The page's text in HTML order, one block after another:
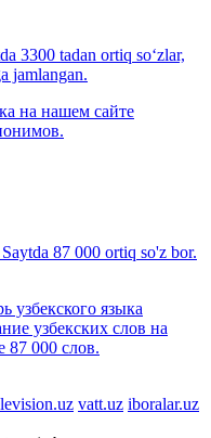
3300 tadan ortiq so‘zlar,
jamlangan.
на нашем сайте
87 000 ortiq so'z bor.
языка
узбекских слов на
87 000 слов.
vatt.uz iboralar.uz